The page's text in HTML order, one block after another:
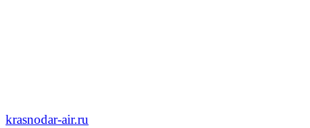
krasnodar-air.ru